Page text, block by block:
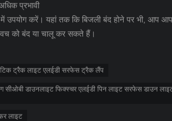
प्रभावी
करें। यहां तक ​​कि बिजली बंद होने पर भी, आप
को बंद या चालू कर सकते हैं।
ट्रैक लाइट एलईडी सरफेस ट्रैक लैंप
सीओबी डाउनलाइट फिक्स्चर एलईडी पिन लाइट सरफेस डाउन
लाइट